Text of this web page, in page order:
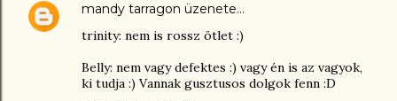
mandy tarragon üzenete…
trinity: nem is rossz ötlet :)
Belly: nem vagy defektes :) vagy én is az vagyok,
ki tudja :) Vannak gusztusos dolgok fenn :D